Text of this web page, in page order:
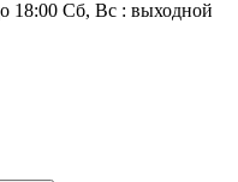
18:00 Сб, Вс : выходной